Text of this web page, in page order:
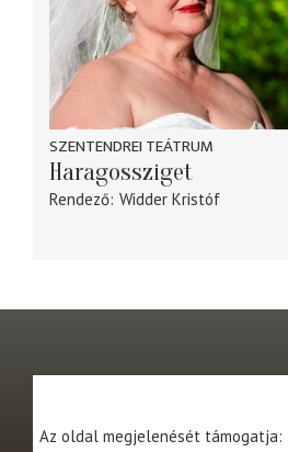
SZENTENDREI TEÁTRUM
Haragossziget
Rendező Widder Kristóf
Az oldal megjelenését támogatja: